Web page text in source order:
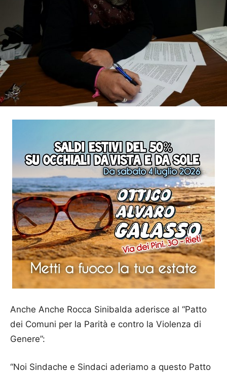
Anche Anche Rocca Sinibalda aderisce al “Patto
dei Comuni per la Parità e contro la Violenza di
Genere”:
“Noi Sindache e Sindaci aderiamo a questo Patto